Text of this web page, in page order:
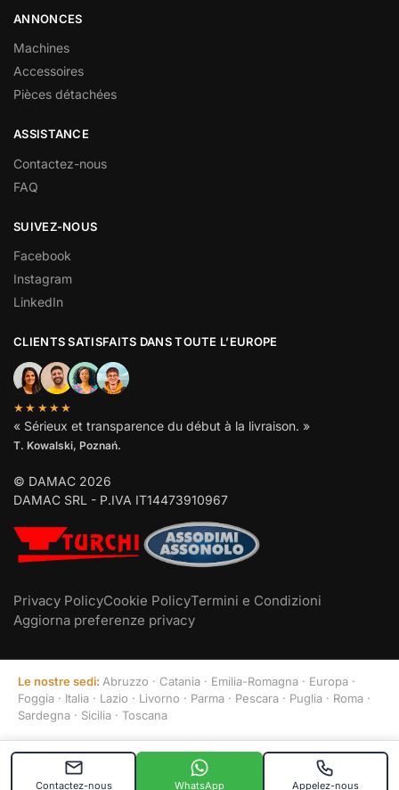
ANNONCES
Machines
Accessoires
Pièces détachées
ASSISTANCE
Contactez-nous
FAQ
SUIVEZ-NOUS
Facebook
Instagram
LinkedIn
CLIENTS SATISFAITS DANS TOUTE L’EUROPE
★★★★★
« Sérieux et transparence du début à la livraison. »
T. Kowalski, Poznań.
© DAMAC 2026
DAMAC SRL - P.IVA IT14473910967
Privacy PolicyCookie PolicyTermini e Condizioni
Aggiorna preferenze privacy
Contactez-nous WhatsApp Appelez-nous
Le nostre sedi: Abruzzo · Catania · Emilia-Romagna · Europa ·
Foggia · Italia · Lazio · Livorno · Parma · Pescara · Puglia · Roma ·
Sardegna · Sicilia · Toscana